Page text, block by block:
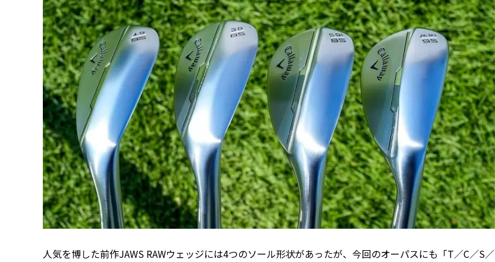
人気を博した前作JAWS RAWウェッジには4つのソール形状があったが、今回のオーパスにも「T／C／S／